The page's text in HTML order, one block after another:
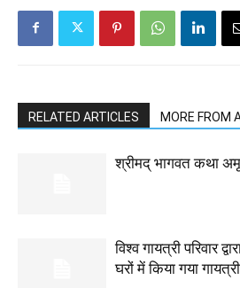
RELATED ARTICLES MORE FROM
श्रीमद् भागवत कथा
विश्व गायत्री परिवार
घरों में किया गया